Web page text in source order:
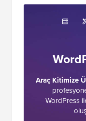
Araç Kitimize
WordPress